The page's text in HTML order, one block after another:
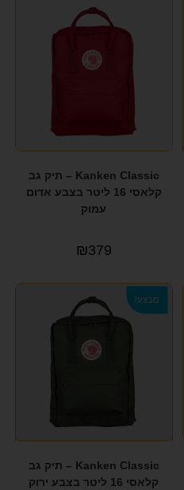
Kanken Classic – תיק גב
קלאסי 16 ליטר בצבע אדום
עמוק
₪379
מבצע!
Kanken Classic – תיק גב
קלאסי 16 ליטר בצבע ירוק